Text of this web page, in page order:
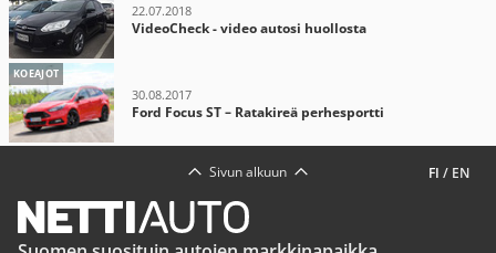
22.07.2018
VideoCheck - video autosi huollosta
KOEAJOT
30.08.2017
Ford Focus ST – Ratakireä perhesportti
FI / EN
Sivun alkuun